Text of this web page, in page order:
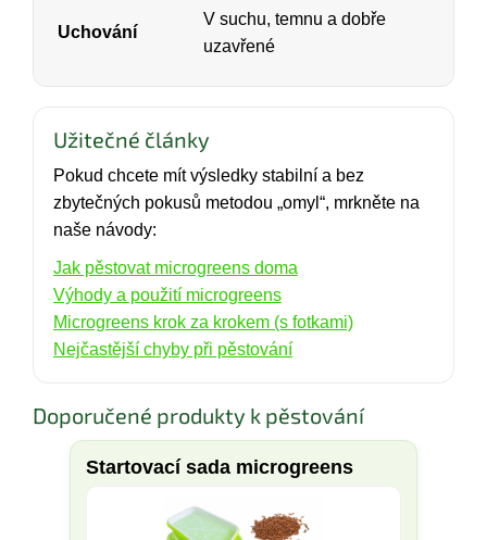
Uchování
V suchu, temnu a dobře
uzavřené
Užitečné články
Pokud chcete mít výsledky stabilní a bez
zbytečných pokusů metodou „omyl“, mrkněte na
naše návody:
Jak pěstovat microgreens doma
Výhody a použití microgreens
Microgreens krok za krokem (s fotkami)
Nejčastější chyby při pěstování
Doporučené produkty k pěstování
Startovací sada microgreens